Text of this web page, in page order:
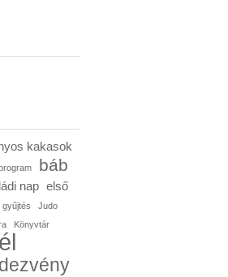
kakasok
báb
nap első
gyűjtés Judo
Könyvtár